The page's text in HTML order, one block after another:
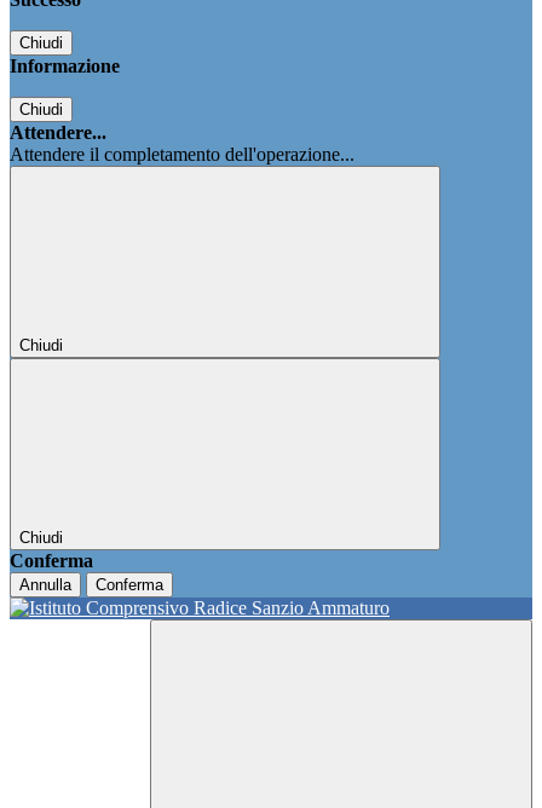
Chiudi
Informazione
Chiudi
Attendere...
Attendere il completamento dell'operazione...
Chiudi
Chiudi
Conferma
Annulla Conferma